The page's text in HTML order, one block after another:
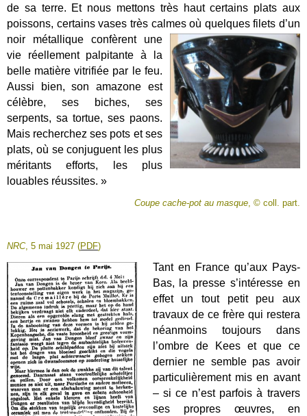
de sa terre. Et nous mettons très haut certains plats aux
poissons, certains vases très calmes où quelques filets d’un
noir métallique confèrent une
vie réellement palpitante à la
belle matière vitrifiée par le feu.
Aussi bien, son amazone est
célèbre, ses biches, ses
serpents, sa tortue, ses paons.
Mais recherchez ses pots et ses
plats, où se conjuguent les plus
méritants efforts, les plus
louables réussites. »
Coupe cache-pot au masque, © coll. part.
NRC, 5 mai 1927 (PDF)
Tant en France qu’aux Pays-
Bas, la presse s’intéresse en
effet un tout petit peu aux
travaux de ce frère qui restera
néanmoins toujours dans
l’ombre de Kees et que ce
dernier ne semble pas avoir
particulièrement mis en avant
– si ce n’est parfois à travers
ses propres œuvres, en